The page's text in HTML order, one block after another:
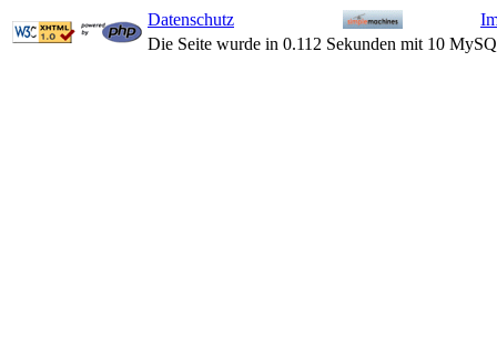
Datenschutz
Die Seite wurde in 0.112 Sekunden mit 10